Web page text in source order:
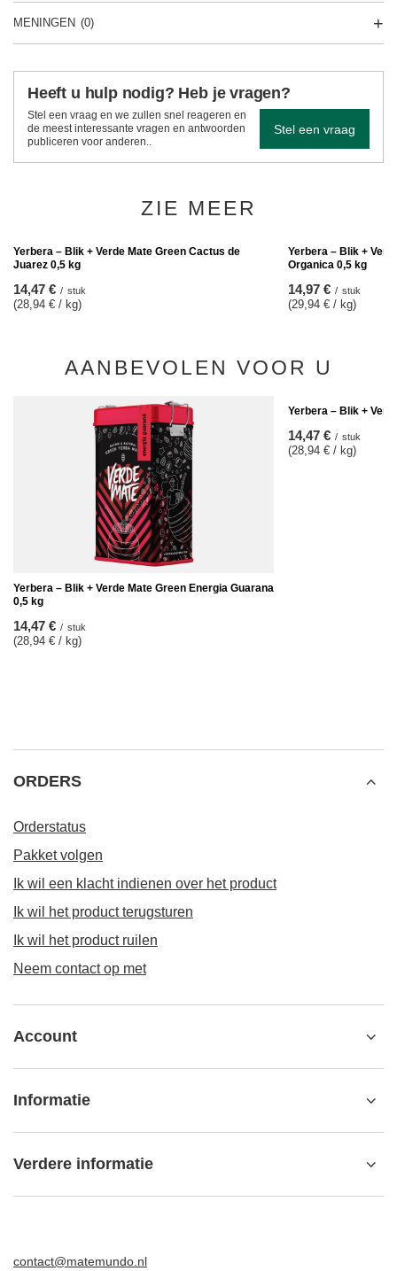
MENINGEN (0)
Heeft u hulp nodig? Heb je vragen?
Stel een vraag en we zullen snel reageren en
de meest interessante vragen en antwoorden
publiceren voor anderen..
Stel een vraag
ZIE MEER
Yerbera – Blik + Verde Mate Green Cactus de
Yerbera – Blik +
Organica 0,5 kg
14,97 € / stuk
(29,94 € / kg)
AANBEVOLEN VOOR U
0,5 kg
(28,94 € / kg)
ORDERS
Orderstatus
Pakket volgen